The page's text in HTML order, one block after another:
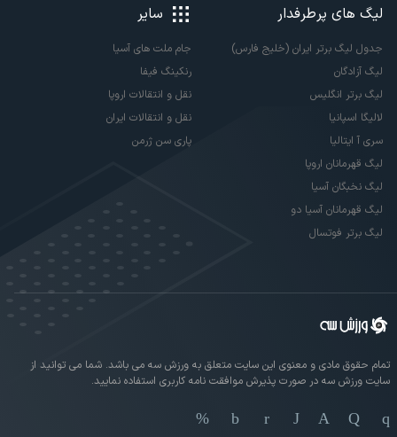
لیگ های پرطرفدار
جدول لیگ برتر ایران (خلیج فارس)
لیگ آزادگان
لیگ برتر انگلیس
لالیگا اسپانیا
سری آ ایتالیا
لیگ قهرمانان اروپا
لیگ نخبگان آسیا
لیگ قهرمانان آسیا دو
لیگ برتر فوتسال
سایر
جام ملت های آسیا
رنکینگ فیفا
نقل و انتقالات اروپا
نقل و انتقالات ایران
پاری سن ژرمن
تمام حقوق مادی و معنوی این سایت متعلق به ورزش سه می باشد. شما می توانید از
سایت ورزش سه در صورت پذیرش موافقت نامه کاربری استفاده نمایید.